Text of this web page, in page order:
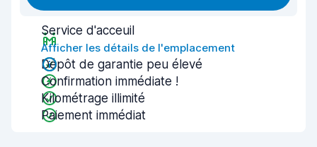
Service d'acceuil
Afficher les détails de l'emplacement
Dépôt de garantie peu élevé
Confirmation immédiate !
Kilométrage illimité
Paiement immédiat